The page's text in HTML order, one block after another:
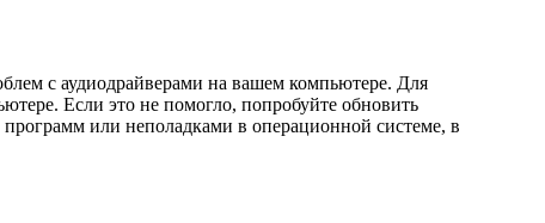
с аудиодрайверами на вашем компьютере. Для
Если это не помогло, попробуйте обновить
программ или неполадками в операционной системе, в